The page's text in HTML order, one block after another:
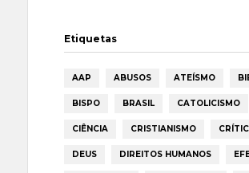
Etiquetas
AAP ABUSOS ATEÍSMO
BISPO BRASIL CATOLICISMO
CIÊNCIA CRISTIANISMO
DEUS DIREITOS HUMANOS